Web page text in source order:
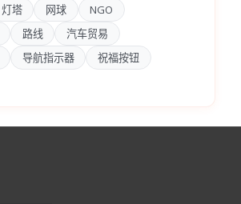
灯塔 网球
NGO
路线
汽车贸易
导航指示器
祝福按钮